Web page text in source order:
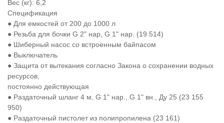
Вес (кг): 6,2
Спецификация
● Для емкостей от 200 до 1000 л
● Резьба для бочки G 2" нар, G 1" нар. (19 514)
● Шиберный насос со встроенным байпасом
● Выключатель
● Защита от вытекания согласно Закона о сохранении водных
ресурсов,
постоянно действующая
● Раздаточный шланг 4 м, G 1" нар., G 1" вн., Ду 25 (23 155
950)
● Раздаточный пистолет из полипропилена (23 161)